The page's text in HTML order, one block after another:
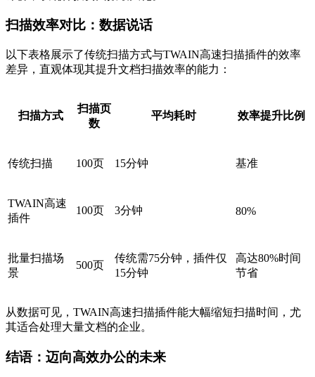
扫描效率对比：数据说话
以下表格展示了传统扫描方式与TWAIN高速扫描插件的效率
差异，直观体现其提升文档扫描效率的能力：
扫描方式
扫描页
数
平均耗时 效率提升比例
传统扫描 100页 15分钟 基准
TWAIN高速
插件
100页 3分钟 80%
批量扫描场
景
500页
传统需75分钟，插件仅
15分钟
高达80%时间
节省
从数据可见，TWAIN高速扫描插件能大幅缩短扫描时间，尤
其适合处理大量文档的企业。
结语：迈向高效办公的未来